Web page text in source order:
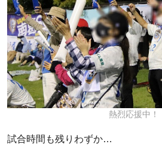
熱烈応援中！
試合時間も残りわずか…